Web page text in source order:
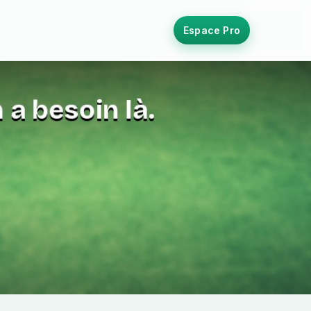
Espace Pro